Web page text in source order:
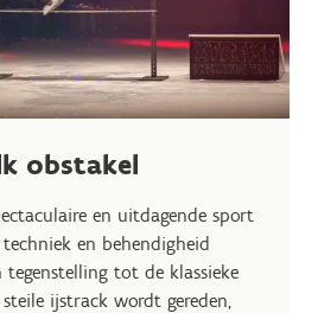
obstakel
en uitdagende sport
en behendigheid
tot de klassieke
ijstrack wordt gereden,